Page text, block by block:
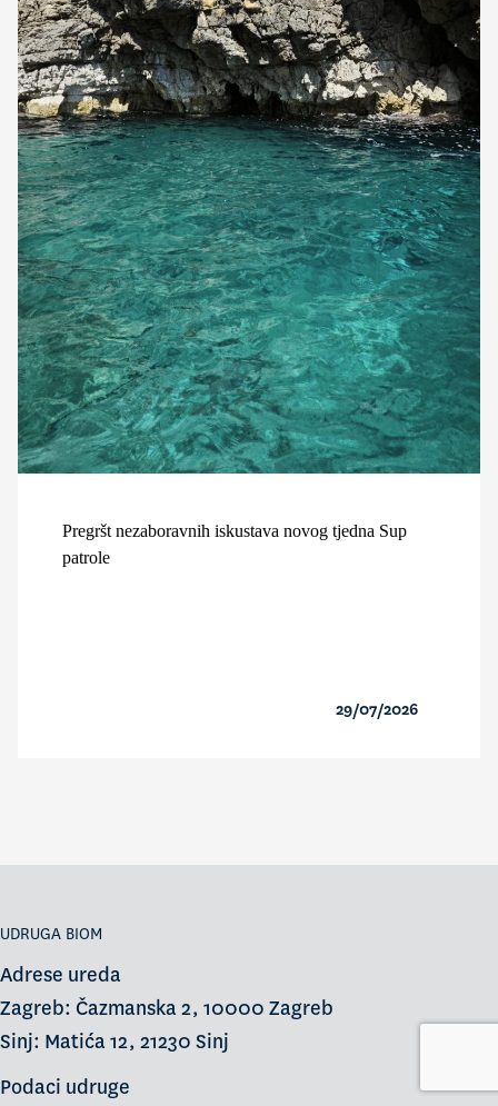
Pregršt nezaboravnih iskustava novog tjedna Sup
patrole
29/07/2026
UDRUGA BIOM
Adrese ureda
Zagreb: Čazmanska 2, 10000 Zagreb
Sinj: Matića 12, 21230 Sinj
Podaci udruge